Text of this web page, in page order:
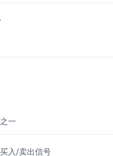
一
入/卖出信号